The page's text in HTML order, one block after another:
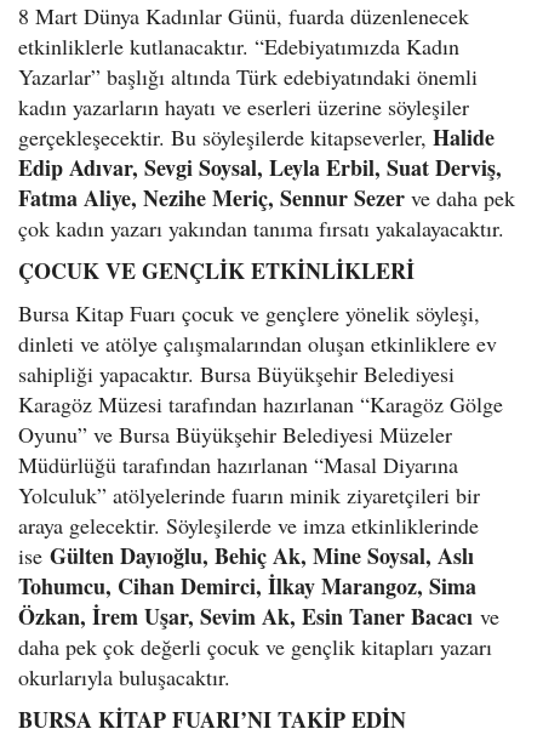
8 Mart Dünya Kadınlar Günü, fuarda düzenlenecek
etkinliklerle kutlanacaktır. “Edebiyatımızda Kadın
Yazarlar” başlığı altında Türk edebiyatındaki önemli
kadın yazarların hayatı ve eserleri üzerine söyleşiler
gerçekleşecektir. Bu söyleşilerde kitapseverler, Halide
Edip Adıvar, Sevgi Soysal, Leyla Erbil, Suat Derviş,
Fatma Aliye, Nezihe Meriç, Sennur Sezer ve daha pek
çok kadın yazarı yakından tanıma fırsatı yakalayacaktır.
ÇOCUK VE GENÇLİK ETKİNLİKLERİ
Bursa Kitap Fuarı çocuk ve gençlere yönelik söyleşi,
dinleti ve atölye çalışmalarından oluşan etkinliklere ev
sahipliği yapacaktır. Bursa Büyükşehir Belediyesi
Karagöz Müzesi tarafından hazırlanan “Karagöz Gölge
Oyunu” ve Bursa Büyükşehir Belediyesi Müzeler
Müdürlüğü tarafından hazırlanan “Masal Diyarına
Yolculuk” atölyelerinde fuarın minik ziyaretçileri bir
araya gelecektir. Söyleşilerde ve imza etkinliklerinde
ise Gülten Dayıoğlu, Behiç Ak, Mine Soysal, Aslı
Tohumcu, Cihan Demirci, İlkay Marangoz, Sima
Özkan, İrem Uşar, Sevim Ak, Esin Taner Bacacı ve
daha pek çok değerli çocuk ve gençlik kitapları yazarı
okurlarıyla buluşacaktır.
BURSA KİTAP FUARI’NI TAKİP EDİN